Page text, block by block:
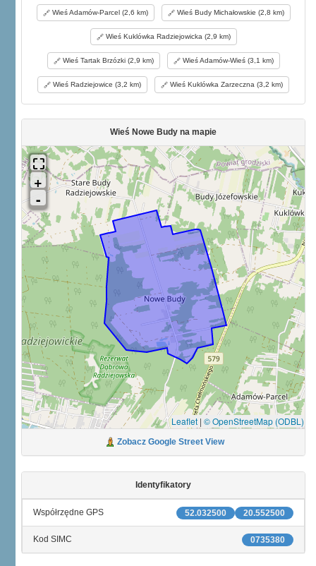
Wieś Adamów-Parcel (2,6 km) Wieś Budy Michałowskie (2,8 km)
Wieś Kuklówka Radziejowicka (2,9 km)
Wieś Tartak Brzózki (2,9 km) Wieś Adamów-Wieś (3,1 km)
Wieś Radziejowice (3,2 km) Wieś Kuklówka Zarzeczna (3,2 km)
Wieś Nowe Budy na mapie
Leaflet | © OpenStreetMap (ODBL)
Zobacz Google Street View
Identyfikatory
20.552500
52.032500
Współrzędne GPS
0735380
Kod SIMC